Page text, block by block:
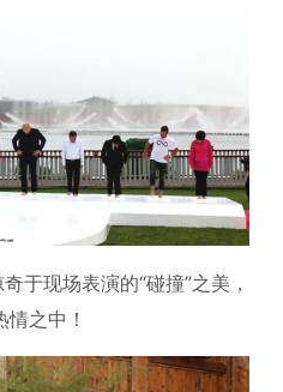
于现场表演的“碰撞”之美，
之中！